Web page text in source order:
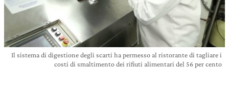
Il sistema di digestione degli scarti ha permesso al ristorante di tagliare i
costi di smaltimento dei rifiuti alimentari del 56 per cento